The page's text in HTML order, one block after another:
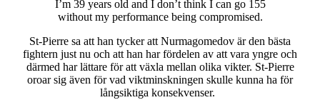
I’m 39 years old and I don’t think I can go 155
without my performance being compromised.
St-Pierre sa att han tycker att Nurmagomedov är den bästa
fightern just nu och att han har fördelen av att vara yngre och
därmed har lättare för att växla mellan olika vikter. St-Pierre
oroar sig även för vad viktminskningen skulle kunna ha för
långsiktiga konsekvenser.